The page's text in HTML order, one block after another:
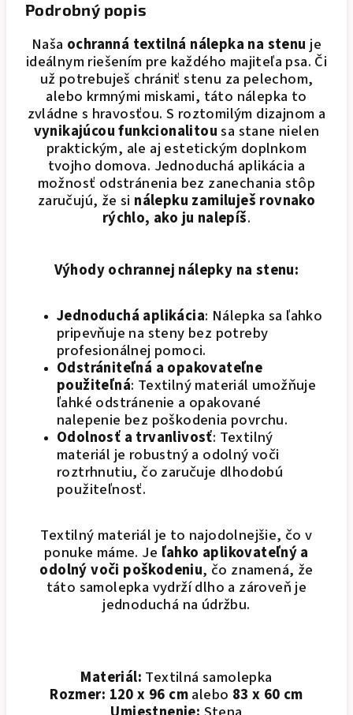
Podrobný popis
Naša ochranná textilná nálepka na stenu je
ideálnym riešením pre každého majiteľa psa. Či
už potrebuješ chrániť stenu za pelechom,
alebo krmnými miskami, táto nálepka to
zvládne s hravosťou. S roztomilým dizajnom a
vynikajúcou funkcionalitousa stane nielen
praktickým, ale aj estetickým doplnkom
tvojho domova. Jednoduchá aplikácia a
možnosť odstránenia bez zanechania stôp
zaručujú, že si nálepku zamiluješ rovnako
rýchlo, ako ju nalepíš.
Výhody ochrannej nálepky na stenu:
Jednoduchá aplikácia: Nálepka sa ľahko
pripevňuje na steny bez potreby
profesionálnej pomoci.
Odstrániteľná a opakovateľne
použiteľná: Textilný materiál umožňuje
ľahké odstránenie a opakované
nalepenie bez poškodenia povrchu.
Odolnosť a trvanlivosť: Textilný
materiál je robustný a odolný voči
roztrhnutiu, čo zaručuje dlhodobú
použiteľnosť.
Textilný materiál je to najodolnejšie, čo v
ponuke máme. Je ľahko aplikovateľný a
odolný voči poškodeniu, čo znamená, že
táto samolepka vydrží dlho a zároveň je
jednoduchá na údržbu.
Materiál: Textilná samolepka
Rozmer: 120 x 96 cmalebo 83 x 60 cm